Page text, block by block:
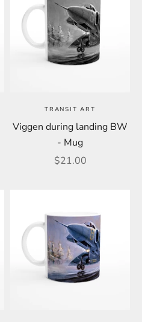
TRANSIT ART
Viggen during landing BW
- Mug
REA-pris
$21.00